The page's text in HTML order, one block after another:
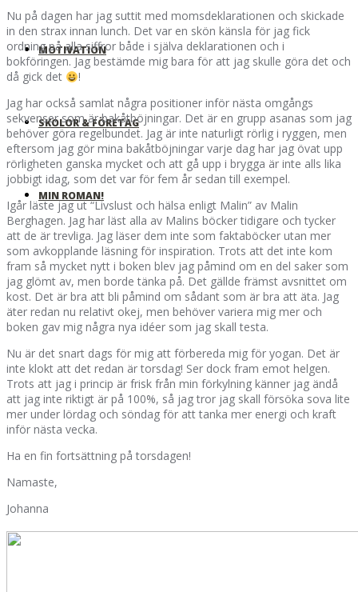
MOTIVATION
SKOLOR & FÖRETAG
MIN ROMAN!
Nu på dagen har jag suttit med momsdeklarationen och skickade
in den strax innan lunch. Det var en skön känsla för jag fick
ordning på alla siffror både i själva deklarationen och i
bokföringen. Jag bestämde mig bara för att jag skulle göra det och
då gick det
!
Jag har också samlat några positioner inför nästa omgångs
sekvenser som är bakåtböjningar. Det är en grupp asanas som jag
behöver göra regelbundet. Jag är inte naturligt rörlig i ryggen, men
eftersom jag gör mina bakåtböjningar varje dag har jag övat upp
rörligheten ganska mycket och att gå upp i brygga är inte alls lika
jobbigt idag, som det var för fem år sedan till exempel.
Igår läste jag ut “Livslust och hälsa enligt Malin” av Malin
Berghagen. Jag har läst alla av Malins böcker tidigare och tycker
att de är trevliga. Jag läser dem inte som faktaböcker utan mer
som avkopplande läsning för inspiration. Trots att det inte kom
fram så mycket nytt i boken blev jag påmind om en del saker som
jag glömt av, men borde tänka på. Det gällde främst avsnittet om
kost. Det är bra att bli påmind om sådant som är bra att äta. Jag
äter redan nu relativt okej, men behöver variera mig mer och
boken gav mig några nya idéer som jag skall testa.
Nu är det snart dags för mig att förbereda mig för yogan. Det är
inte klokt att det redan är torsdag! Ser dock fram emot helgen.
Trots att jag i princip är frisk från min förkylning känner jag ändå
att jag inte riktigt är på 100%, så jag tror jag skall försöka sova lite
mer under lördag och söndag för att tanka mer energi och kraft
inför nästa vecka.
Ha en fin fortsättning på torsdagen!
Namaste,
Johanna